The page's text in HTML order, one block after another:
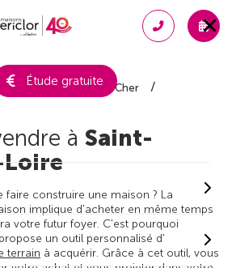
Étude gratuite
terrain
Loir-et-Cher
à Saint-
faire construire une maison ? La
implique d'acheter en même temps
votre futur foyer. C'est pourquoi
un outil personnalisé d'
terrain à acquérir. Grâce à cet outil, vous